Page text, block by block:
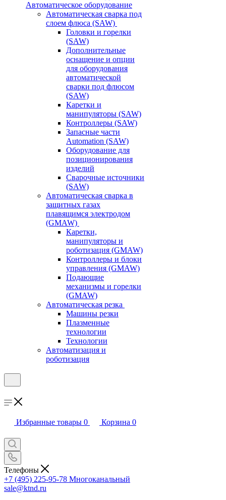
Автоматическое оборудование
Автоматическая сварка под
слоем флюса (SAW)
Головки и горелки
(SAW)
Дополнительные
оснащение и опции
для оборудования
автоматической
сварки под флюсом
(SAW)
Каретки и
манипуляторы (SAW)
Контроллеры (SAW)
Запасные части
Automation (SAW)
Оборудование для
позиционирования
изделий
Сварочные источники
(SAW)
Автоматическая сварка в
защитных газах
плавящимся электродом
(GMAW)
Каретки,
манипуляторы и
роботизация (GMAW)
Контроллеры и блоки
управления (GMAW)
Подающие
механизмы и горелки
(GMAW)
Автоматическая резка
Машины резки
Плазменные
технологии
Технологии
Автоматизация и
роботизация
Избранные товары 0 Корзина 0
Телефоны
+7 (495) 225-95-78 Многоканальный
sale@ktnd.ru